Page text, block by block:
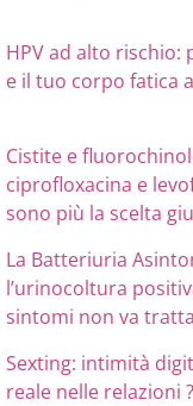
HPV ad alto rischio:
e il tuo corpo fatica
Cistite e
ciprofloxacina e
sono più la scelta
La Batteriuria
l’urinocoltura
sintomi non va
Sexting: intimità
reale nelle relazioni ?